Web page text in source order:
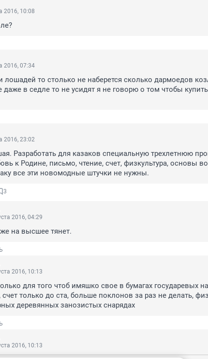
2016, 10:08
2016, 07:34
лошадей то столько не наберется сколько дармоедов
в седле то не усидят я не говорю о том чтобы
2016, 23:02
Разработать для казаков специальную трехлетнюю
к Родине, письмо, чтение, счет, физкультура, основы
все эти новомодные штучки не нужны.
3
2016, 04:29
на высшее тянет.
2016, 10:13
для того чтоб имяшко свое в бумагах государевых
только до ста, больше поклонов за раз не делать,
деревянных занозистых снарядах
2016, 10:13